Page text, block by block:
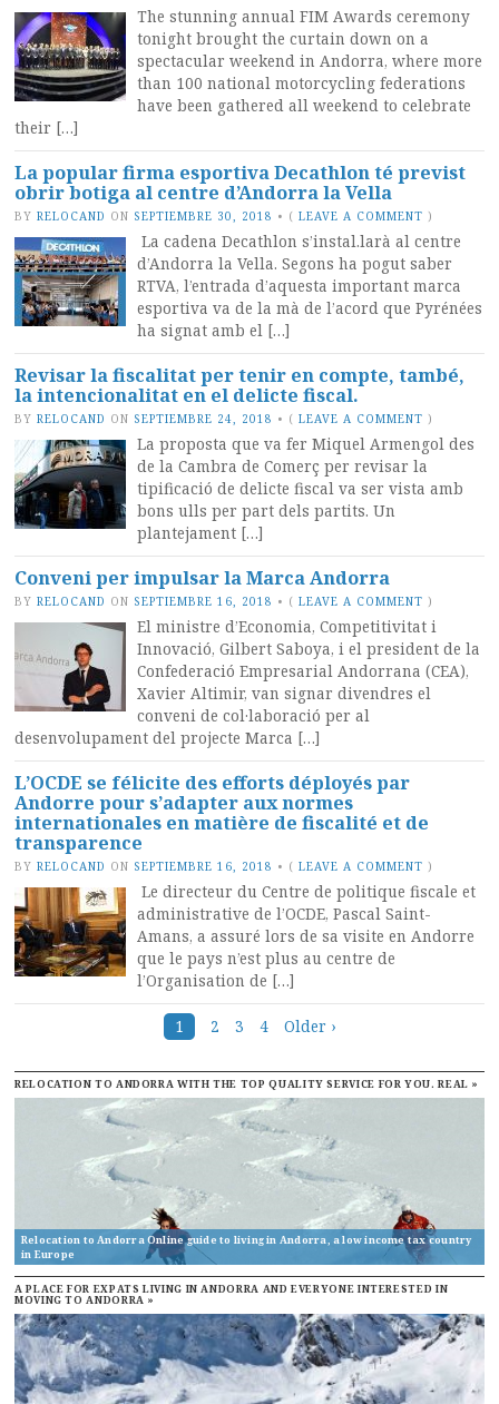
The stunning annual FIM Awards ceremony
tonight brought the curtain down on a
spectacular weekend in Andorra, where more
than 100 national motorcycling federations
have been gathered all weekend to celebrate
their […]
La popular firma esportiva Decathlon té previst
obrir botiga al centre d’Andorra la Vella
BY RELOCAND ON SEPTIEMBRE 30, 2018 • ( LEAVE A COMMENT )
La cadena Decathlon s’instal.larà al centre
d’Andorra la Vella. Segons ha pogut saber
RTVA, l’entrada d’aquesta important marca
esportiva va de la mà de l’acord que Pyrénées
ha signat amb el […]
Revisar la fiscalitat per tenir en compte, també,
la intencionalitat en el delicte fiscal.
BY RELOCAND ON SEPTIEMBRE 24, 2018 • ( LEAVE A COMMENT )
La proposta que va fer Miquel Armengol des
de la Cambra de Comerç per revisar la
tipificació de delicte fiscal va ser vista amb
bons ulls per part dels partits. Un
plantejament […]
Conveni per impulsar la Marca Andorra
BY RELOCAND ON SEPTIEMBRE 16, 2018 • ( LEAVE A COMMENT )
El ministre d’Economia, Competitivitat i
Innovació, Gilbert Saboya, i el president de la
Confederació Empresarial Andorrana (CEA),
Xavier Altimir, van signar divendres el
conveni de col·laboració per al
desenvolupament del projecte Marca […]
L’OCDE se félicite des efforts déployés par
Andorre pour s’adapter aux normes
internationales en matière de fiscalité et de
transparence
BY RELOCAND ON SEPTIEMBRE 16, 2018 • ( LEAVE A COMMENT )
Le directeur du Centre de politique fiscale et
administrative de l’OCDE, Pascal Saint-
Amans, a assuré lors de sa visite en Andorre
que le pays n’est plus au centre de
l’Organisation de […]
navigation
1 2 3 4 Older ›
RELOCATION TO ANDORRA WITH THE TOP QUALITY SERVICE FOR YOU. REAL »
Relocation to Andorra Online guide to living in Andorra, a low income tax country
in Europe
A PLACE FOR EXPATS LIVING IN ANDORRA AND EVERYONE INTERESTED IN
MOVING TO ANDORRA »